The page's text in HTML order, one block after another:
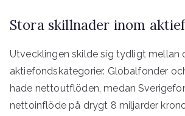
Stora skillnader inom
Utvecklingen skilde sig tydligt mellan
aktiefondskategorier. Globalfonder
hade nettoutflöden, medan
nettoinflöde på drygt 8 miljarder